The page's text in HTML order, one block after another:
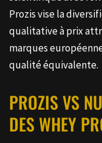
Prozis vise la
qualitative à prix
marques
qualité équivalente.
PROZIS VS
DES WHEY